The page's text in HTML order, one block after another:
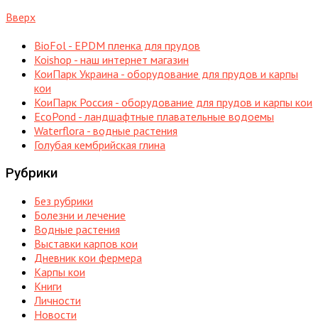
Вверх
BioFol - EPDM пленка для прудов
Koishop - наш интернет магазин
КоиПарк Украина - оборудование для прудов и карпы
кои
КоиПарк Россия - оборудование для прудов и карпы кои
EcoPond - ландшафтные плавательные водоемы
Waterflora - водные растения
Голубая кембрийская глина
Рубрики
Без рубрики
Болезни и лечение
Водные растения
Выставки карпов кои
Дневник кои фермера
Карпы кои
Книги
Личности
Новости